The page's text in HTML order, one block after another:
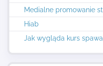
Medialne promowanie
Hiab
Jak wygląda kurs